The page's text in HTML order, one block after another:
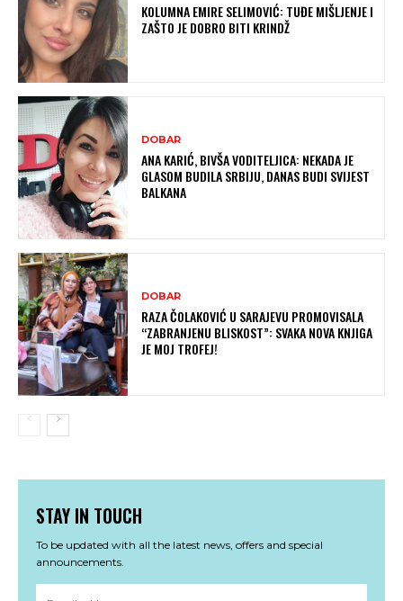
KOLUMNA EMIRE SELIMOVIĆ: TUĐE MIŠLJENJE I
ZAŠTO JE DOBRO BITI KRINDŽ
DOBAR
ANA KARIĆ, BIVŠA VODITELJICA: NEKADA JE
GLASOM BUDILA SRBIJU, DANAS BUDI SVIJEST
BALKANA
DOBAR
RAZA ČOLAKOVIĆ U SARAJEVU PROMOVISALA
“ZABRANJENU BLISKOST”: SVAKA NOVA KNJIGA
JE MOJ TROFEJ!
STAY IN TOUCH
To be updated with all the latest news, offers and special
announcements.